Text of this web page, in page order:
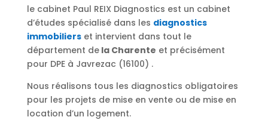
le cabinet Paul REIX Diagnostics est un cabinet
d’études spécialisé dans les diagnostics
immobilierset intervient dans tout le
département dela Charente et précisément
pour DPE à Javrezac (16100) .
Nous réalisons tous les diagnostics obligatoires
pour les projets de mise en vente ou de mise en
location d’un logement.